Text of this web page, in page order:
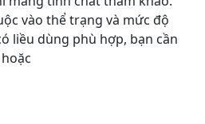
vào thể trạng và mức độ
liều dùng phù hợp, bạn cần